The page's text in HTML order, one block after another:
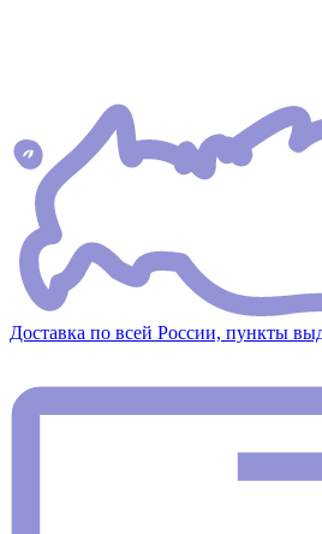
Доставка по всей России, пункты